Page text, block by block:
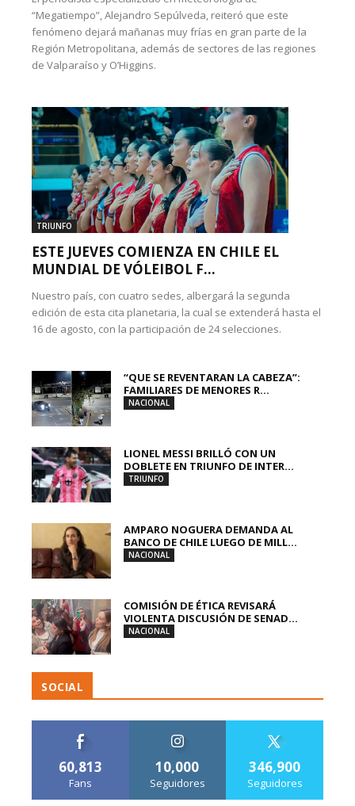
“Megatiempo”, Alejandro Sepúlveda, reiteró que este
fenómeno dejará mañanas muy frías en gran parte de la
Región Metropolitana, además de sectores de las regiones
de Valparaíso y O’Higgins.
TRIUNFO
ESTE JUEVES COMIENZA EN CHILE EL
MUNDIAL DE VÓLEIBOL F...
Nuestro país, con cuatro sedes, albergará la segunda
edición de esta cita planetaria, la cual se extenderá hasta el
16 de agosto, con la participación de 24 selecciones.
“QUE SE REVENTARAN LA CABEZA”:
FAMILIARES DE MENORES R...
NACIONAL
LIONEL MESSI BRILLÓ CON UN
DOBLETE EN TRIUNFO DE INTER...
TRIUNFO
AMPARO NOGUERA DEMANDA AL
BANCO DE CHILE LUEGO DE MILL...
NACIONAL
COMISIÓN DE ÉTICA REVISARÁ
VIOLENTA DISCUSIÓN DE SENAD...
NACIONAL
SOCIAL
60,813
Fans
10,000
Seguidores
346,900
Seguidores